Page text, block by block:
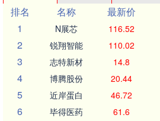
排名
名称 最新价
1
N展芯 116.52
2 锐翔智能 110.02
3 志特新材 14.8
4 博腾股份 20.44
5 近岸蛋白 46.72
6 毕得医药 61.6